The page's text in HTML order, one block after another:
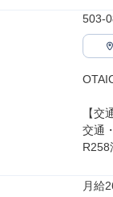
503-
【交
交通
R258
月給